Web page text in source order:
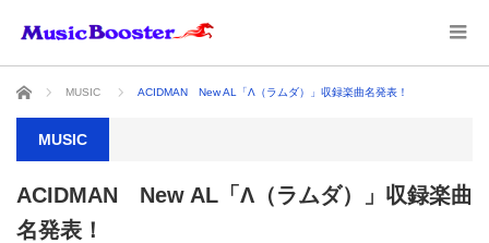
ホーム MUSIC ACIDMAN New AL「Λ（ラムダ）」収録楽曲名発表！
MUSIC
ACIDMAN New AL「Λ（ラムダ）」収録楽曲
名発表！